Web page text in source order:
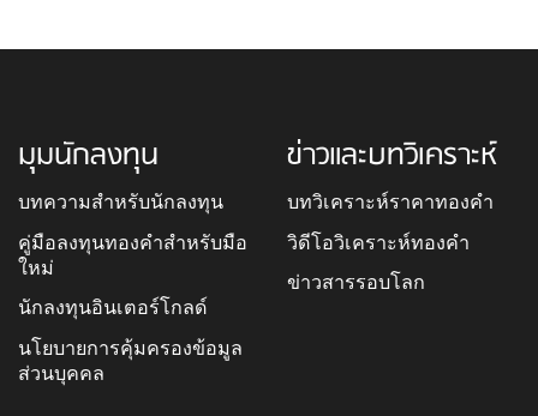
มุมนักลงทุน
บทความสำหรับนักลงทุน
คู่มือลงทุนทองคำสำหรับมือ
ใหม่
นักลงทุนอินเตอร์โกลด์
นโยบายการคุ้มครองข้อมูล
ส่วนบุคคล
ข่าวและบทวิเคราะห์
บทวิเคราะห์ราคาทองคำ
วิดีโอวิเคราะห์ทองคำ
ข่าวสารรอบโลก